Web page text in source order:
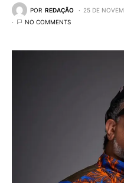
POR REDAÇÃO 25 DE
NO COMMENTS